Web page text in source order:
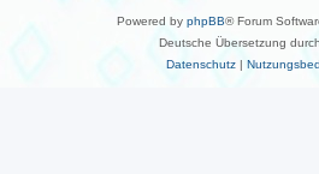
Powered by phpBB® Forum
Deutsche Übersetzung durch
Datenschutz|